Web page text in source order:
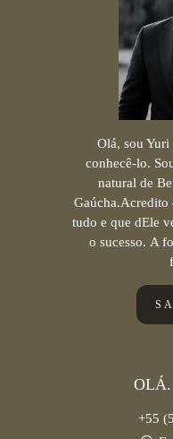
Olá, sou Yuri
conhecê-lo.
natural de
Gaúcha.Acredito
tudo e que dEle
o sucesso. A
+55